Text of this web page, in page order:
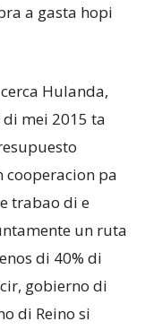
a gasta hopi
Hulanda,
mei 2015 ta
cooperacion pa
trabao di e
un ruta
di 40% di
gobierno di
di Reino si